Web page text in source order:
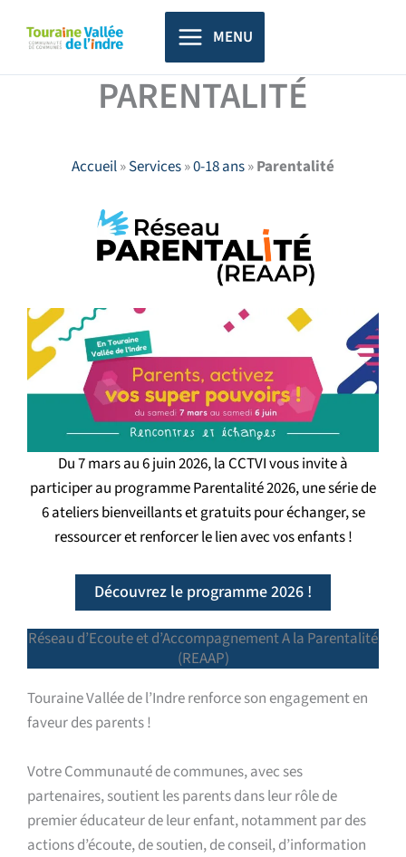
principal
MENU
PARENTALITÉ
Accueil»Services»0-18 ans»Parentalité
Du 7 mars au 6 juin 2026, la CCTVI vous invite à
participer au programme Parentalité 2026, une série de
6 ateliers bienveillants et gratuits pour échanger, se
ressourcer et renforcer le lien avec vos enfants !
Découvrez le programme 2026 !
Réseau d’Ecoute et d’Accompagnement A la Parentalité
(REAAP)
Touraine Vallée de l’Indre renforce son engagement en
faveur des parents !
Votre Communauté de communes, avec ses
partenaires, soutient les parents dans leur rôle de
premier éducateur de leur enfant, notamment par des
actions d’écoute, de soutien, de conseil, d’information